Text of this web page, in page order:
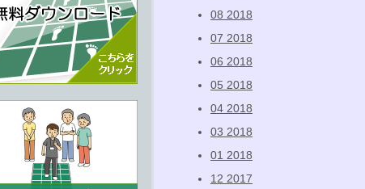
08 2018
07 2018
06 2018
05 2018
04 2018
03 2018
01 2018
12 2017